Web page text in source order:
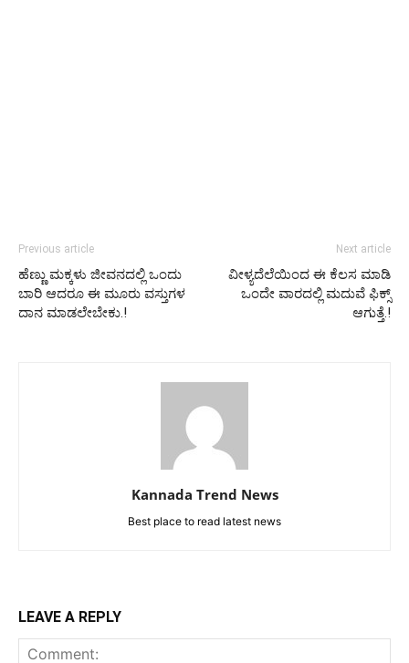
Previous article
ಹೆಣ್ಣು ಮಕ್ಕಳು ಜೀವನದಲ್ಲಿ ಒಂದು
ಬಾರಿ ಆದರೂ ಈ ಮೂರು ವಸ್ತುಗಳ
ದಾನ ಮಾಡಲೇಬೇಕು.!
Next article
ವೀಳ್ಯದೆಲೆಯಿಂದ ಈ ಕೆಲಸ ಮಾಡಿ
ಒಂದೇ ವಾರದಲ್ಲಿ ಮದುವೆ ಫಿಕ್ಸ್
ಆಗುತ್ತೆ.!
Kannada Trend News
Best place to read latest news
LEAVE A REPLY